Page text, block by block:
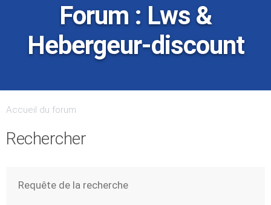
Forum : Lws &
Hebergeur-discount
Accueil du forum
Rechercher
Requête de la recherche